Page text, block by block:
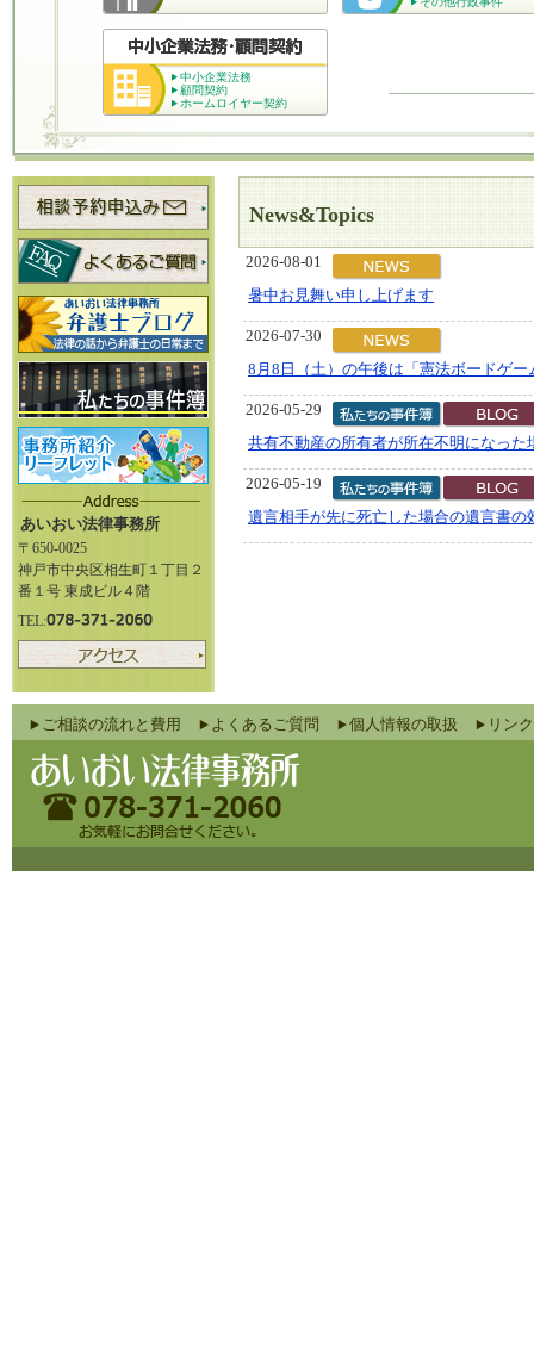
中小企業法務
顧問契約
ホームロイヤー契約
あいおい法律事務所
〒650-0025
神戸市中央区相生町１丁目２
番１号 東成ビル４階
TEL:
News&Topics
2026-08-01
暑中お見舞い申し上げます
2026-07-30
8月8日（土）の午後は「憲法ボードゲー
2026-05-29
共有不動産の所有者が所在不明になった
2026-05-19
遺言相手が先に死亡した場合の遺言書の
ご相談の流れと費用 よくあるご質問 個人情報の取扱 リン